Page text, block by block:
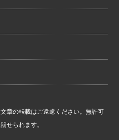
章の転載はご遠慮ください。無許可
せられます。